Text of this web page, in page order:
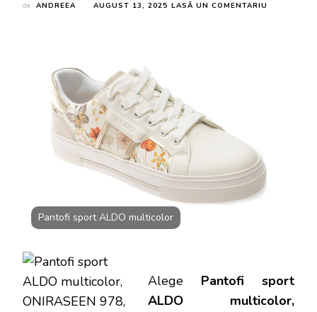
de ANDREEA AUGUST 13, 2025 LASĂ UN COMENTARIU
Pantofi sport ALDO multicolor
Alege Pantofi sport
ALDO multicolor,